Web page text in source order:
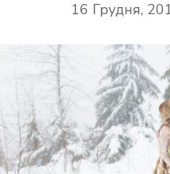
16 Грудня,